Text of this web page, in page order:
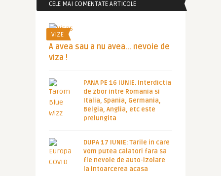
CELE MAI COMENTATE ARTICOLE
VIZE
A avea sau a nu avea… nevoie de
viza !
PANA PE 16 IUNIE. Interdictia
de zbor intre Romania si
Italia, Spania, Germania,
Belgia, Anglia, etc este
prelungita
DUPA 17 IUNIE: Tarile in care
vom putea calatori fara sa
fie nevoie de auto-izolare
la intoarcerea acasa